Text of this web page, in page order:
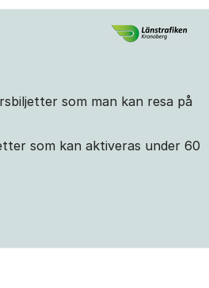
som man kan resa på
som kan aktiveras under 60